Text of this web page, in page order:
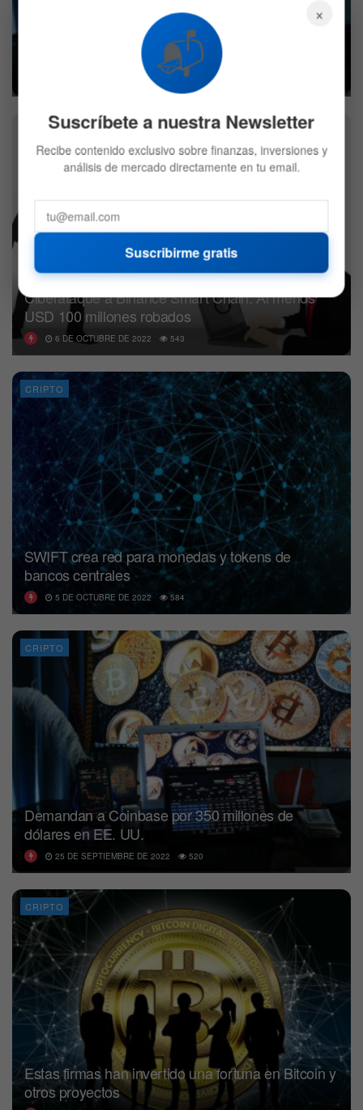
CME Group seguirá de cerca el precio de estos
7 DE OCTUBRE DE 2022 525
CRIPTO
Ciberataque a Binance Smart Chain: Al menos
USD 100 millones robados
6 DE OCTUBRE DE 2022 543
CRIPTO
SWIFT crea red para monedas y tokens de
bancos centrales
5 DE OCTUBRE DE 2022 584
CRIPTO
Demandan a Coinbase por 350 millones de
dólares en EE. UU.
25 DE SEPTIEMBRE DE 2022 520
CRIPTO
Estas firmas han invertido una fortuna en Bitcoin y
otros proyectos
×
📬
Suscríbete a nuestra Newsletter
Recibe contenido exclusivo sobre finanzas, inversiones y
análisis de mercado directamente en tu email.
Suscribirme gratis